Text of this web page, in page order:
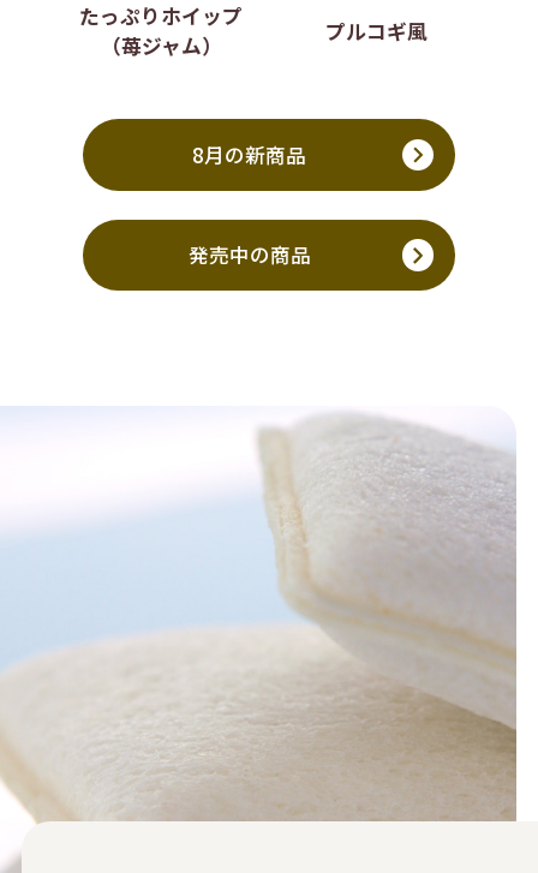
たっぷりホイップ
（苺ジャム）
プルコギ風
8月の新商品
発売中の商品